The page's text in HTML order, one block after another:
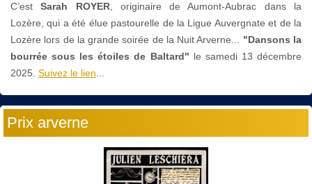
C’estSarah ROYER, originaire de Aumont-Aubrac dans la
Lozère, qui a été élue pastourelle de la Ligue Auvergnate et de la
Lozère lors de la grande soirée de la Nuit Arverne... "Dansons la
bourrée sous les étoiles de Baltard" le samedi 13 décembre
2025. Suivez le lien...
Prix arverne